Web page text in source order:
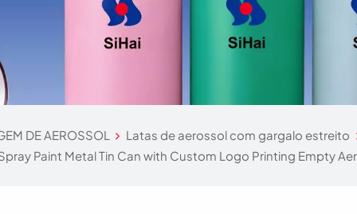
DE AEROSSOL Latas de aerossol com gargalo estreito
Paint Metal Tin Can with Custom Logo Printing Empty